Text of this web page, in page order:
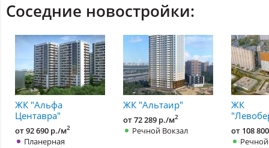
Соседние новостройки:
ЖК "Альфа
Центавра"
от 92 690 р./м2
Планерная
ЖК "Альтаир"
от 72 289 р./м2
Речной Вокзал
ЖК
от 108